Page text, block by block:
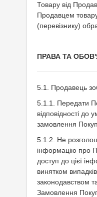
Товару від
Продавцем
(перевізнику)
ПРАВА ТА
5.1. Продавець
5.1.1. Передати
відповідності до
замовлення
5.1.2. Не
інформацію про
доступ до цієї
винятком
законодавством
Замовлення